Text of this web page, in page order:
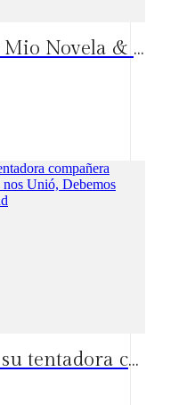
Adios Amor Mio Novela & Episodios calientes: El Amor Muchas Veces Castiga y no es Correspondido
Reclamar a su tentadora compañera novela: El Destino nos Unió, Debemos Amarnos de Verdad